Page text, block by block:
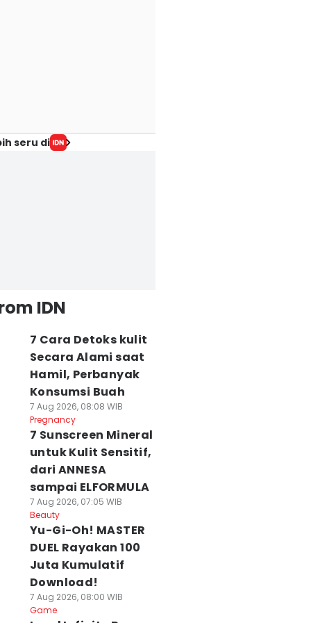
seru di
IDN
7 Cara Detoks kulit
Secara Alami saat
Hamil, Perbanyak
Konsumsi Buah
7 Aug 2026, 08:08 WIB
Pregnancy
7 Sunscreen Mineral
untuk Kulit Sensitif,
dari ANNESA
sampai ELFORMULA
7 Aug 2026, 07:05 WIB
Beauty
Yu-Gi-Oh! MASTER
DUEL Rayakan 100
Juta Kumulatif
Download!
7 Aug 2026, 08:00 WIB
Game